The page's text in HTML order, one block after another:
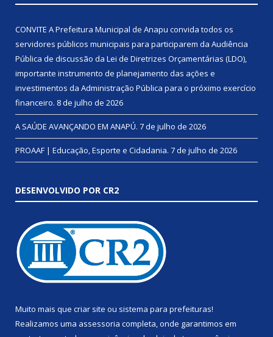
CONVITE A Prefeitura Municipal de Anapu convida todos os
servidores públicos municipais para participarem da Audiência
Pública de discussão da Lei de Diretrizes Orçamentárias (LDO),
importante instrumento de planejamento das ações e
investimentos da Administração Pública para o próximo exercício
financeiro. 8 de julho de 2026
A SAÚDE AVANÇANDO EM ANAPÚ. 7 de julho de 2026
PROAAF | Educação, Esporte e Cidadania. 7 de julho de 2026
DESENVOLVIDO POR CR2
Muito mais que criar site ou sistema para prefeituras!
Realizamos uma assessoria completa, onde garantimos em